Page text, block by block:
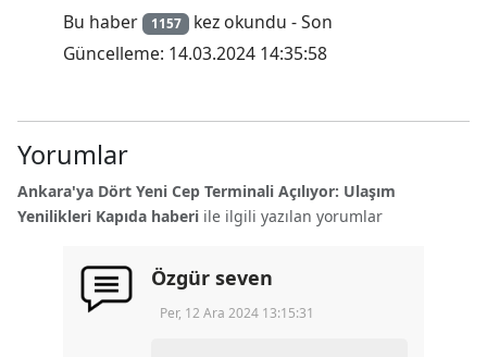
Bu haber 1157
kez okundu - Son
Güncelleme: 14.03.2024 14:35:58
Yorumlar
Ankara'ya Dört Yeni Cep Terminali Açılıyor: Ulaşım
Yenilikleri Kapıda haberi ile ilgili yazılan yorumlar
Özgür seven
Per, 12 Ara 2024 13:15:31